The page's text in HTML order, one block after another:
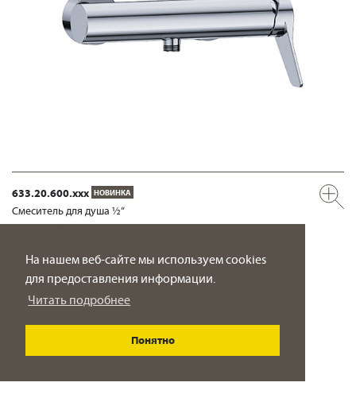
На нашем веб-сайте мы используем cookies
для предоставления информации.
Читать подробнее
Понятно
633.20.600.xxx НОВИНКА
Смеситель для душа ½“
настенный монтаж
ПОДРОБНО